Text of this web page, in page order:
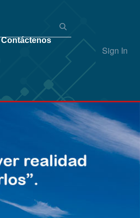
Sign In
Contáctenos